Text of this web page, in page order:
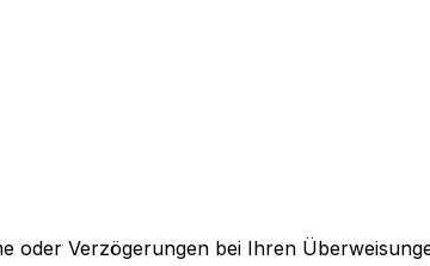
oder Verzögerungen bei Ihren